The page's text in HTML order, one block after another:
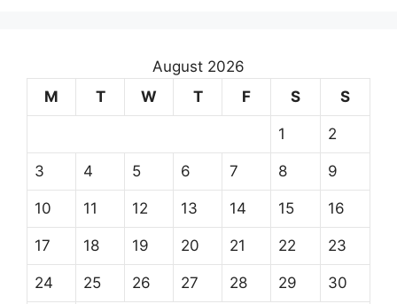
August 2026
M
T W T F S S
1 2
3 4 5 6 7 8 9
10 11 12 13 14 15 16
17 18 19 20 21 22 23
24 25 26 27 28 29 30